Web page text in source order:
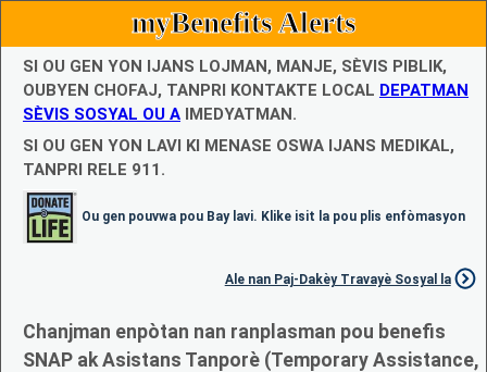
myBenefits Alerts
SI OU GEN YON IJANS LOJMAN, MANJE, SÈVIS PIBLIK,
OUBYEN CHOFAJ, TANPRI KONTAKTE LOCAL DEPATMAN
SÈVIS SOSYAL OU A IMEDYATMAN.
SI OU GEN YON LAVI KI MENASE OSWA IJANS MEDIKAL,
TANPRI RELE 911.
Ou gen pouvwa pou Bay lavi. Klike isit la pou plis enfòmasyon
Ale nan Paj-Dakèy Travayè Sosyal la
Chanjman enpòtan nan ranplasman pou benefis
SNAP ak Asistans Tanporè (Temporary Assistance,